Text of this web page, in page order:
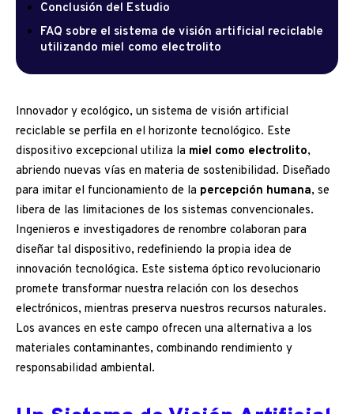
Conclusión del Estudio
FAQ sobre el sistema de visión artificial reciclable
utilizando miel como electrolito
Innovador y ecológico, un sistema de visión artificial
reciclable se perfila en el horizonte tecnológico. Este
dispositivo excepcional utiliza la miel como electrolito,
abriendo nuevas vías en materia de sostenibilidad. Diseñado
para imitar el funcionamiento de la percepción humana, se
libera de las limitaciones de los sistemas convencionales.
Ingenieros e investigadores de renombre colaboran para
diseñar tal dispositivo, redefiniendo la propia idea de
innovación tecnológica. Este sistema óptico revolucionario
promete transformar nuestra relación con los desechos
electrónicos, mientras preserva nuestros recursos naturales.
Los avances en este campo ofrecen una alternativa a los
materiales contaminantes, combinando rendimiento y
responsabilidad ambiental.